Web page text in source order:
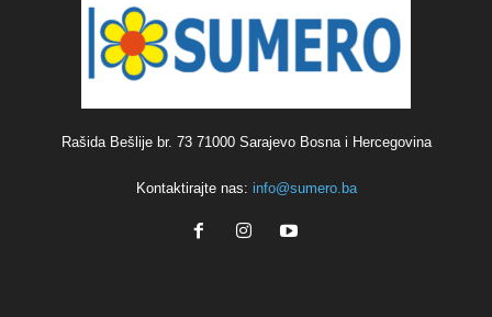
Rašida Bešlije br. 73 71000 Sarajevo Bosna i Hercegovina
Kontaktirajte nas: info@sumero.ba